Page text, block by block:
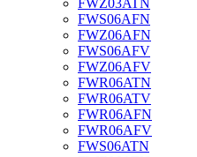
FWZ03ATN
FWS06AFN
FWZ06AFN
FWS06AFV
FWZ06AFV
FWR06ATN
FWR06ATV
FWR06AFN
FWR06AFV
FWS06ATN